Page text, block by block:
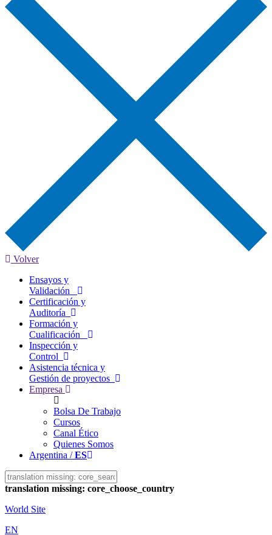
Volver
Ensayos y
Validación
Certificación y
Auditoría
Formación y
Cualificación
Inspección y
Control
Asistencia técnica y
Gestión de proyectos
Empresa
Bolsa De Trabajo
Cursos
Canal Ético
Quienes Somos
Argentina /ES
translation missing: core_choose_country
World Site
EN